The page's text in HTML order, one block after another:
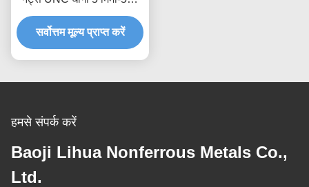
मिमी
सर्वोत्तम मूल्य प्राप्त करें
हमसे संपर्क करें
Baoji Lihua Nonferrous Metals Co.,
Ltd.